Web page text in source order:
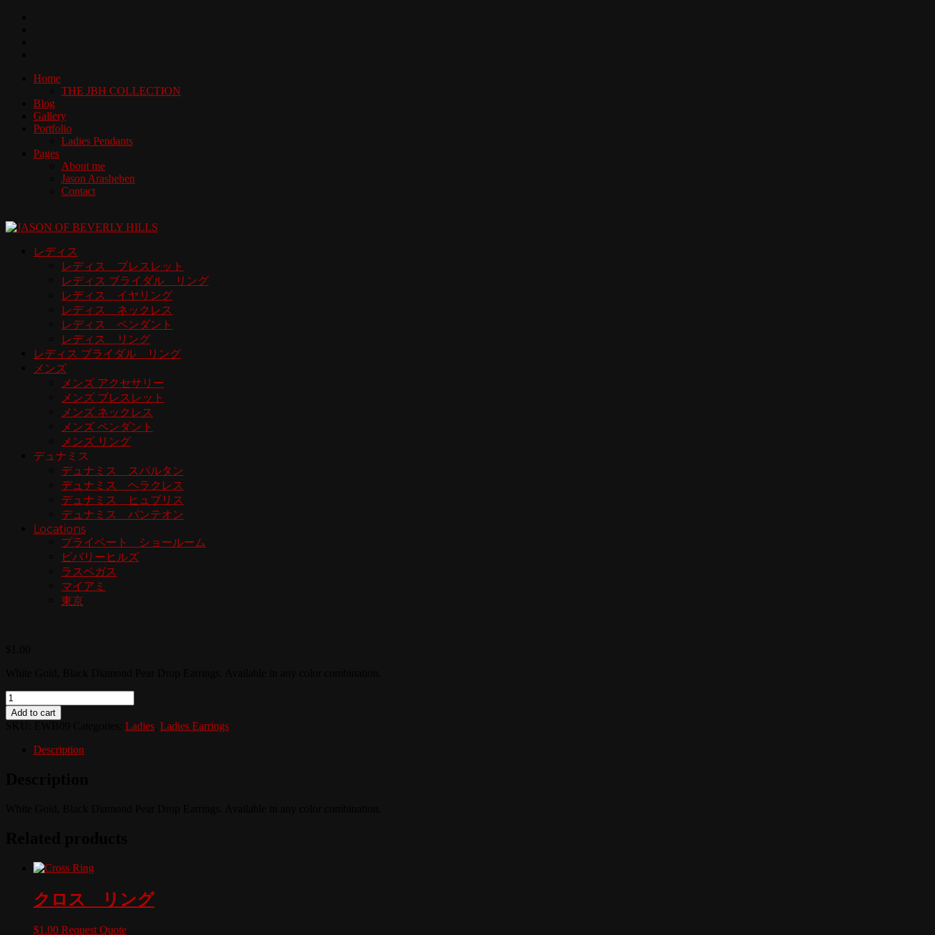
Home
THE JBH COLLECTION
Blog
Gallery
Portfolio
Ladies Pendants
Pages
About me
Jason Arasheben
Contact
レディス
レディス ブレスレット
レディス ブライダル リング
レディス イヤリング
レディス ネックレス
レディス ペンダント
レディス リング
レディス ブライダル リング
メンズ
メンズ アクセサリー
メンズ ブレスレット
メンズ ネックレス
メンズ ペンダント
メンズ リング
デュナミス
デュナミス スパルタン
デュナミス ヘラクレス
デュナミス ヒュブリス
デュナミス パンテオン
Locations
プライベート ショールーム
ビバリーヒルズ
ラスベガス
マイアミ
東京
Quantity
Add to cart
Ladies Ladies Earrings
Description
クロス リング
$1.00 Request Quote